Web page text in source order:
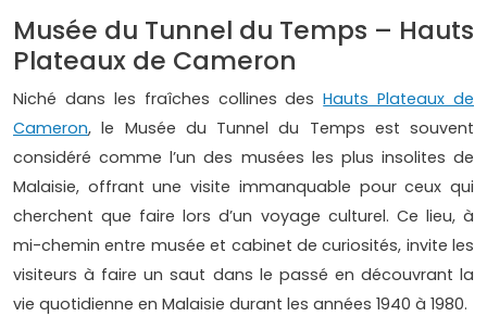
Musée du Tunnel du Temps – Hauts
Plateaux de Cameron
Niché dans les fraîches collines desHauts Plateaux de
Cameron, le Musée du Tunnel du Temps est souvent
considéré comme l’un des musées les plus insolites de
Malaisie, offrant une visite immanquable pour ceux qui
cherchent que faire lors d’un voyage culturel. Ce lieu, à
mi-chemin entre musée et cabinet de curiosités, invite les
visiteurs à faire un saut dans le passé en découvrant la
vie quotidienne en Malaisie durant les années 1940 à 1980.